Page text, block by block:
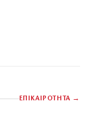
ΕΠΙΚΑΙΡΟΤΗΤΑ